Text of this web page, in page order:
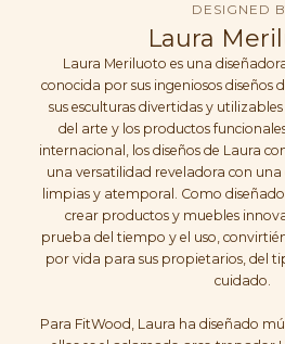
DESIGNED
Laura
Laura Meriluoto es una
conocida por sus ingeniosos diseños
sus esculturas divertidas y
del arte y los productos
internacional, los diseños de Laura
una versatilidad reveladora con una
limpias y atemporal. Como
crear productos y muebles
prueba del tiempo y el uso,
por vida para sus propietarios, del
cuidado.
Para FitWood, Laura ha diseñado